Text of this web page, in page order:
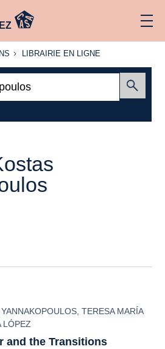
LIBRAIRIE
LIBRAIRIE EN LIGNE
,TERESA MARÍA
LÓPEZ
and the Transitions